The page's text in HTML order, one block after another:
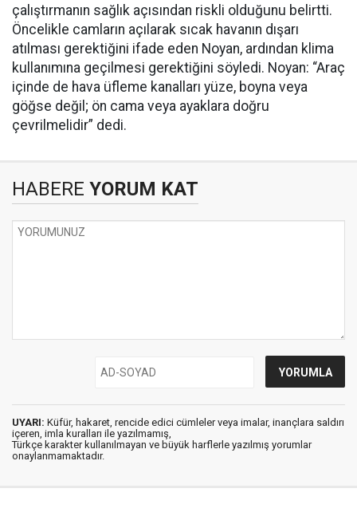
çalıştırmanın sağlık açısından riskli olduğunu belirtti.
Öncelikle camların açılarak sıcak havanın dışarı
atılması gerektiğini ifade eden Noyan, ardından klima
kullanımına geçilmesi gerektiğini söyledi. Noyan: “Araç
içinde de hava üfleme kanalları yüze, boyna veya
göğse değil; ön cama veya ayaklara doğru
çevrilmelidir” dedi.
HABERE YORUM KAT
UYARI: Küfür, hakaret, rencide edici cümleler veya imalar, inançlara saldırı
içeren, imla kuralları ile yazılmamış,
Türkçe karakter kullanılmayan ve büyük harflerle yazılmış yorumlar
onaylanmamaktadır.